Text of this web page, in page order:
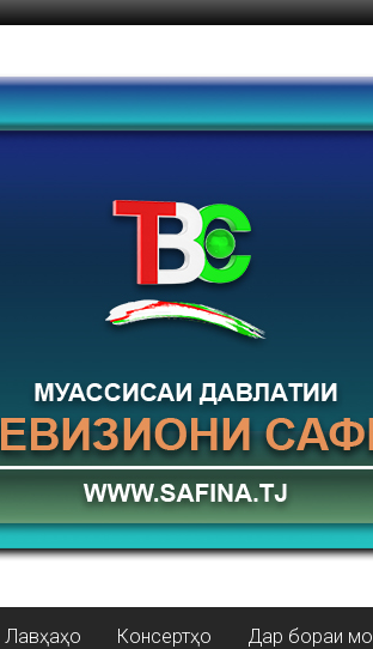
Лавҳаҳо Консертҳо Дар бораи мо